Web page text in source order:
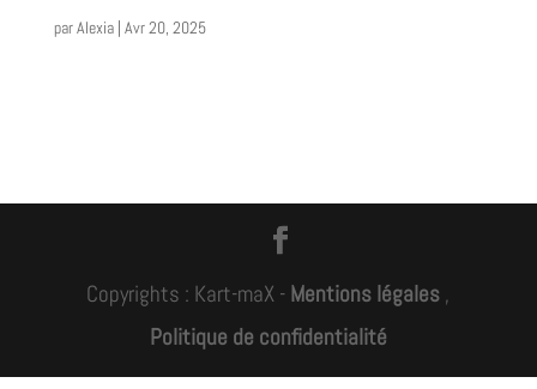
parAlexia| Avr 20, 2025
Copyrights : Kart-maX - Mentions légales ,
Politique de confidentialité